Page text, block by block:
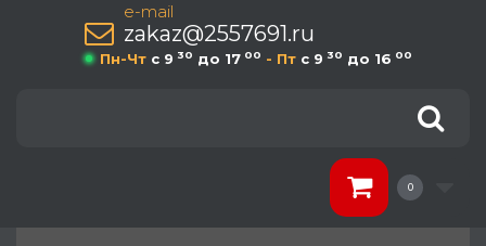
e-mail
zakaz@2557691.ru
Пн-Чт c 9 30 до 17 00 - Пт c 9 30 до 16 00
0